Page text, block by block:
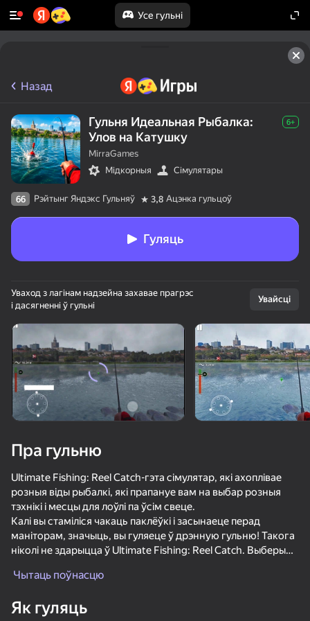
Усе гульні
Павярніце прыладу
Гульня працуе толькі ў гарызантальнай
арыентацыі
Бодикам Шутер
Назад
Гульня Идеальная Рыбалка:
Улов на Катушку
6+
MirraGames
Мідкорныя
Сімулятары
66 Рэйтынг Яндэкс Гульняў 3,8 Ацэнка гульцоў
Гуляць
Уваход з лагінам надзейна захавае прагрэс
і дасягненні ў гульні
Увайсці
Пра гульню
Ultimate Fishing: Reel Catch-гэта сімулятар, які ахоплівае
розныя віды рыбалкі, які прапануе вам на выбар розныя
тэхнікі і месцы для лоўлі па ўсім свеце.
Калі вы стаміліся чакаць паклёўкі і засынаеце перад
маніторам, значыць, вы гуляеце ў дрэнную гульню! Такога
ніколі не здарыцца ў Ultimate Fishing: Reel Catch. Выберыце
і чакайце паклёўкі. Поспех гарантаваны.
Асаблівасці гульні:
Чытаць поўнасцю
Як гуляць